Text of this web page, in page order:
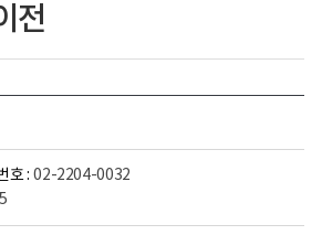
전
호 : 02-2204-0032